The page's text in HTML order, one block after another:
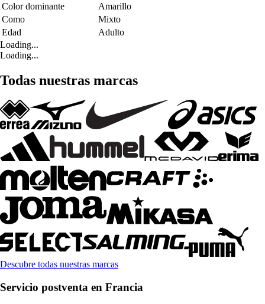
Color dominante
Amarillo
Como
Mixto
Edad
Adulto
Loading...
Loading...
Todas nuestras marcas
Descubre todas nuestras marcas
Servicio postventa en Francia